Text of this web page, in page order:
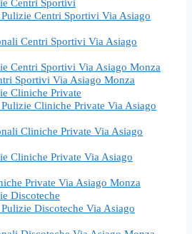
Centri Sportivi Via Asiago
Centri Sportivi Via Asiago
Centri Sportivi Via Asiago Monza
Sportivi Via Asiago Monza
Cliniche Private
Cliniche Private Via Asiago
Cliniche Private Via Asiago
Cliniche Private Via Asiago
Private Via Asiago Monza
Discoteche
Discoteche Via Asiago